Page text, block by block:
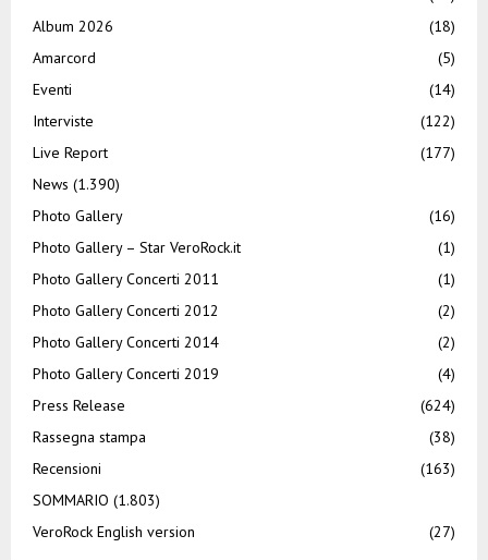
Album 2026
(18)
Amarcord
(5)
Eventi
(14)
Interviste
(122)
Live Report
(177)
News (1.390)
Photo Gallery
(16)
Photo Gallery – Star VeroRock.it
(1)
Photo Gallery Concerti 2011
(1)
Photo Gallery Concerti 2012
(2)
Photo Gallery Concerti 2014
(2)
Photo Gallery Concerti 2019
(4)
Press Release
(624)
Rassegna stampa
(38)
Recensioni
(163)
SOMMARIO (1.803)
VeroRock English version
(27)